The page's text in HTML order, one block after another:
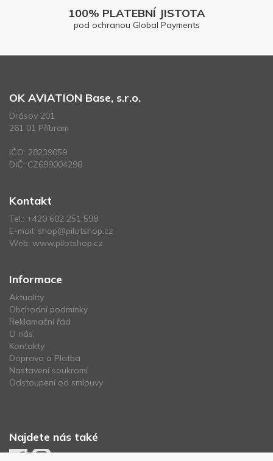
100% PLATEBNÍ JISTOTA
pod ochranou Global Payments
OK AVIATION Base, s.r.o.
Drásov 201
261 01 Příbram
IČO: 28239059
DIČ: CZ699004298
Kontakt
Tel.: +420 602 251 598
E-mail: shop@pilotshop.cz
Web: www.pilotshop.cz
Informace
Aktuality
Obchodní podmínky
Reklamační řád
O nás
Kontakty
Doprava a Platba
Nastavení soukromí
Odstoupení od smlouvy
Najdete nás také